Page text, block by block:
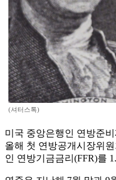
(셔터스톡)
미국 중앙은행인 연방준
올해 첫 연방공개시장위
인 연방기금금리(FFR)를